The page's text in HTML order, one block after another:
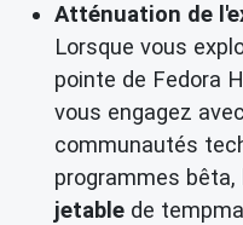
Atténuation de
Lorsque vous
pointe de Fedora
vous engagez
communautés
programmes
jetable de